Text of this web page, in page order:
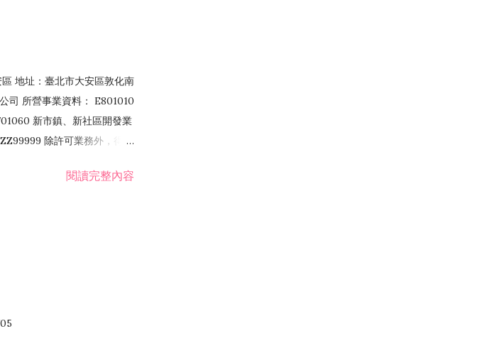
地址：臺北市大安區敦化南
司 所營事業資料： E801010
新市鎮、新社區開發業
除許可業務外，得經
閱讀完整內容